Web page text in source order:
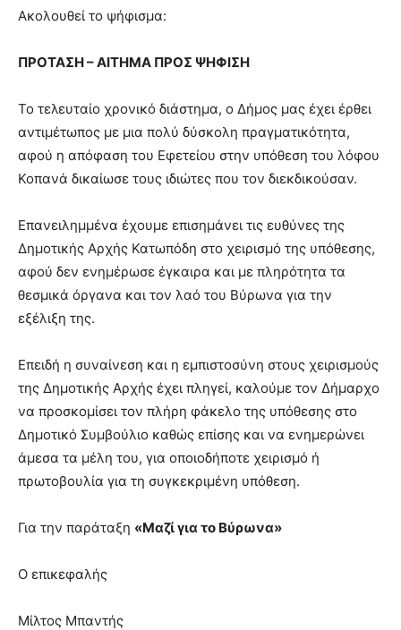
Ακολουθεί το ψήφισμα:
ΠΡΟΤΑΣΗ – ΑΙΤΗΜΑ ΠΡΟΣ ΨΗΦΙΣΗ
Το τελευταίο χρονικό διάστημα, ο Δήμος μας έχει έρθει
αντιμέτωπος με μια πολύ δύσκολη πραγματικότητα,
αφού η απόφαση του Εφετείου στην υπόθεση του λόφου
Κοπανά δικαίωσε τους ιδιώτες που τον διεκδικούσαν.
Επανειλημμένα έχουμε επισημάνει τις ευθύνες της
Δημοτικής Αρχής Κατωπόδη στο χειρισμό της υπόθεσης,
αφού δεν ενημέρωσε έγκαιρα και με πληρότητα τα
θεσμικά όργανα και τον λαό του Βύρωνα για την
εξέλιξη της.
Επειδή η συναίνεση και η εμπιστοσύνη στους χειρισμούς
της Δημοτικής Αρχής έχει πληγεί, καλούμε τον Δήμαρχο
να προσκομίσει τον πλήρη φάκελο της υπόθεσης στο
Δημοτικό Συμβούλιο καθώς επίσης και να ενημερώνει
άμεσα τα μέλη του, για οποιοδήποτε χειρισμό ή
πρωτοβουλία για τη συγκεκριμένη υπόθεση.
Για την παράταξη «Μαζί για το Βύρωνα»
Ο επικεφαλής
Μίλτος Μπαντής